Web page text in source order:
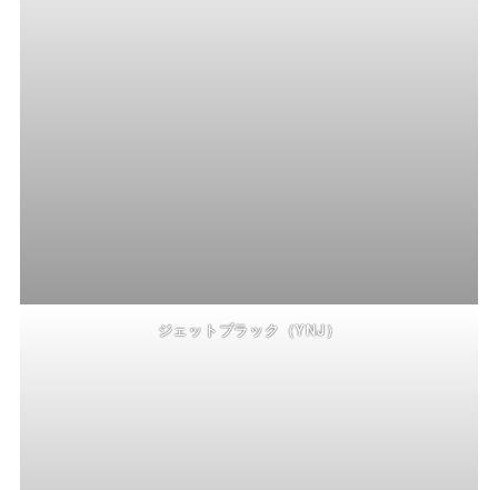
ジェットブラック（YNJ）